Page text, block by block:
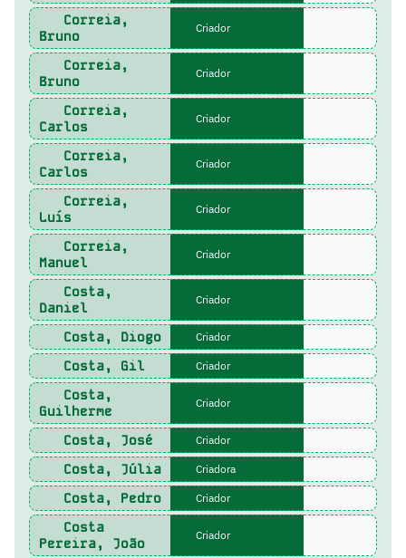
Correia,
Bruno
Criador
Correia,
Bruno
Criador
Correia,
Carlos
Criador
Correia,
Carlos
Criador
Correia,
Luís
Criador
Correia,
Manuel
Criador
Costa,
Daniel
Criador
Costa, Diogo Criador
Costa, Gil Criador
Costa,
Guilherme
Criador
Costa, José Criador
Costa, Júlia Criadora
Costa, Pedro Criador
Costa
Pereira, João
Criador